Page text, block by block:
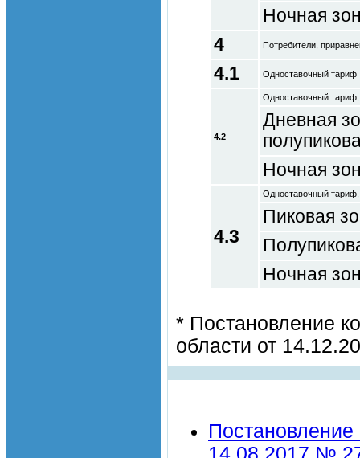
Ночная
4
Потребители,
4.1 Одноставочный тариф
4.2
Одноставочный
Дневная
Ночная
4.3
Одноставочный
Пиковая
Ночная
* Постановление
области от
Постановление
14.08.2017 №